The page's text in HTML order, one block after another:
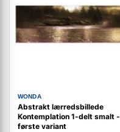
WONDA
Abstrakt lærredsbillede
Kontemplation 1-delt smalt -
første variant